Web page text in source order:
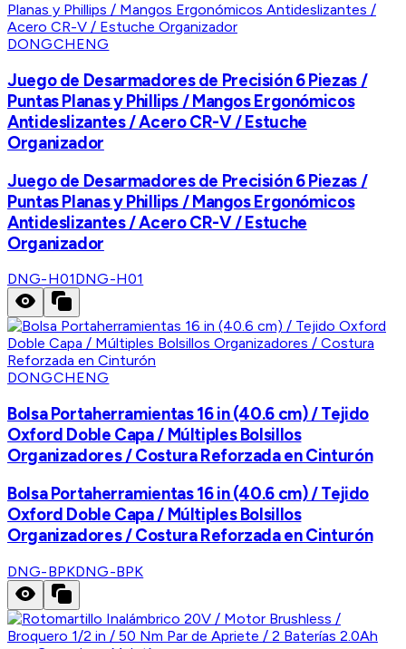
DONGCHENG
Juego de Desarmadores de Precisión 6 Piezas /
Puntas Planas y Phillips / Mangos Ergonómicos
Antideslizantes / Acero CR-V / Estuche
Organizador
Juego de Desarmadores de Precisión 6 Piezas /
Puntas Planas y Phillips / Mangos Ergonómicos
Antideslizantes / Acero CR-V / Estuche
Organizador
DNG-H01DNG-H01
DONGCHENG
Bolsa Portaherramientas 16 in (40.6 cm) / Tejido
Oxford Doble Capa / Múltiples Bolsillos
Organizadores / Costura Reforzada en Cinturón
Bolsa Portaherramientas 16 in (40.6 cm) / Tejido
Oxford Doble Capa / Múltiples Bolsillos
Organizadores / Costura Reforzada en Cinturón
DNG-BPKDNG-BPK